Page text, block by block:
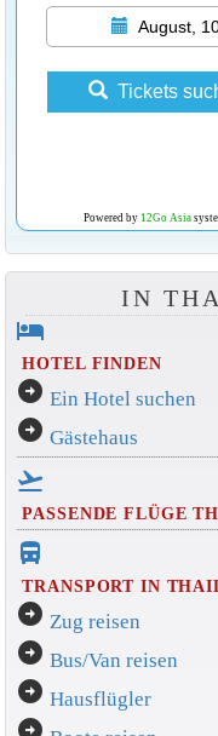
August,
Tickets
Powered by 12Go Asia
IN
hotel
HOTEL FINDEN
arrow_circle_right Ein Hotel suchen
arrow_circle_right Gästehaus
flight_takeoff
PASSENDE FLÜGE
directions_bus_filled
TRANSPORT IN
arrow_circle_right Zug reisen
arrow_circle_right Bus/Van reisen
arrow_circle_right Hausflügler